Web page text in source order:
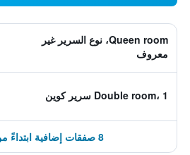
Queen room، نوع السرير غير
معروف
Double room، 1 سرير كوين
8 صفقات إضافية ابتداءً من 131 ﷼